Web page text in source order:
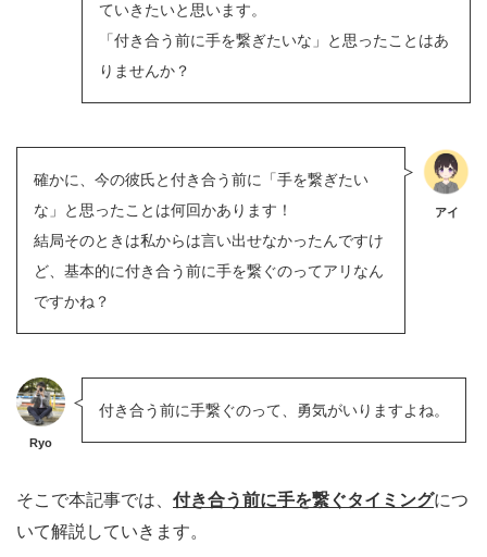
ていきたいと思います。
「付き合う前に手を繋ぎたいな」と思ったことはあ
りませんか？
確かに、今の彼氏と付き合う前に「手を繋ぎたい
な」と思ったことは何回かあります！
結局そのときは私からは言い出せなかったんですけ
ど、基本的に付き合う前に手を繋ぐのってアリなん
ですかね？
アイ
Ryo
付き合う前に手繋ぐのって、勇気がいりますよね。
そこで本記事では、 付き合う前に手を繋ぐタイミングにつ
いて解説していきます。